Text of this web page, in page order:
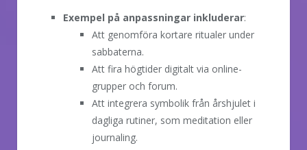
Exempel på anpassningar inkluderar:
Att genomföra kortare ritualer under
sabbaterna.
Att fira högtider digitalt via online-
grupper och forum.
Att integrera symbolik från årshjulet i
dagliga rutiner, som meditation eller
journaling.